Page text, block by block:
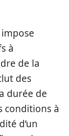
à
de la
des
durée de
conditions à
d’un